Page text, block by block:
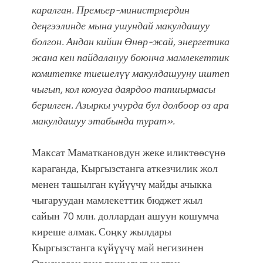
каралган. Премьер-министрлердин
деңгээлинде мына ушундай макулдашуу
болгон. Андан кийин Өнөр-жай, энергетика
жана кен пайдалануу боюнча мамлекеттик
комитетке тиешелүү макулдашууну иштеп
чыгып, кол коюуга даярдоо тапшырмасы
берилген. Азыркы учурда бул долбоор өз ара
макулдашуу этабында турат».
Максат Маматкановдун жеке иликтөөсүнө
караганда, Кыргызстанга аткезчилик жол
менен ташылган күйүүчү майды ачыкка
чыгаруудан мамлекеттик бюджет жыл
сайын 70 млн. доллардан ашуун кошумча
киреше алмак. Соңку жылдары
Кыргызстанга күйүүчү май негизинен